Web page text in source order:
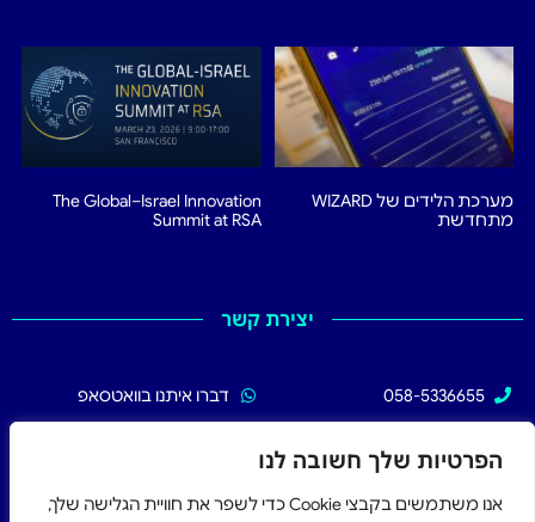
הפרטיות שלך חשובה לנו
אנו משתמשים בקבצי Cookie כדי לשפר את חוויית הגלישה שלך,
מערכת הלידים של WIZARD
מתחדשת
The Global–Israel Innovation
Summit at RSA
יצירת קשר
058-5336655
דברו איתנו בוואטסאפ